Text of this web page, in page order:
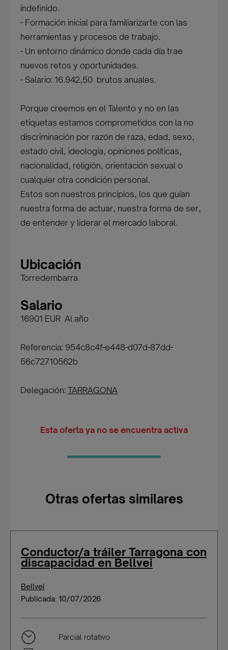
indefinido.
- Formación inicial para familiarizarte con las
herramientas y procesos de trabajo.
- Un entorno dinámico donde cada día trae
nuevos retos y oportunidades.
- Salario: 16.942,50  brutos anuales.
Porque creemos en el Talento y no en las
etiquetas estamos comprometidos con la no
discriminación por razón de raza, edad, sexo,
estado civil, ideología, opiniones políticas,
nacionalidad, religión, orientación sexual o
cualquier otra condición personal.
Estos son nuestros principios, los que guían
nuestra forma de actuar, nuestra forma de ser,
de entender y liderar el mercado laboral.
Ubicación
Torredembarra
Salario
16901 EUR Al año
Referencia: 954c8c4f-e448-d07d-87dd-
56c72710562b
Delegación:TARRAGONA
Esta oferta ya no se encuentra activa
Otras ofertas similares
Conductor/a tráiler Tarragona con
discapacidad en Bellvei
Bellvei
Publicada: 10/07/2026
Parcial rotativo